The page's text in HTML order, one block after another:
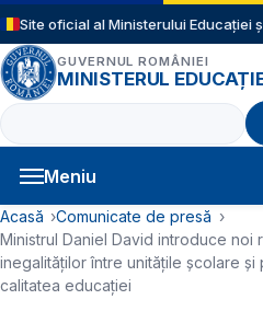
Sari la conținutul principal
Site oficial al Ministerului Educației
GUVERNUL ROMÂNIEI
MINISTERUL
Caută
Meniu
Navigație principală
Cale de navigare
Acasă
Comunicate de presă
Ministrul Daniel David introduce
inegalităților între unitățile școlare
calitatea educației